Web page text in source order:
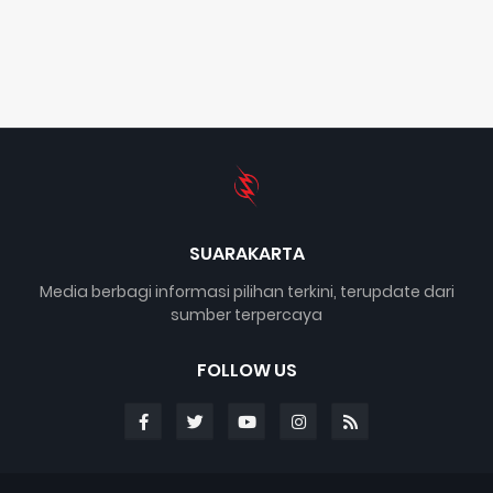
SUARAKARTA
Media berbagi informasi pilihan terkini, terupdate dari
sumber terpercaya
FOLLOW US